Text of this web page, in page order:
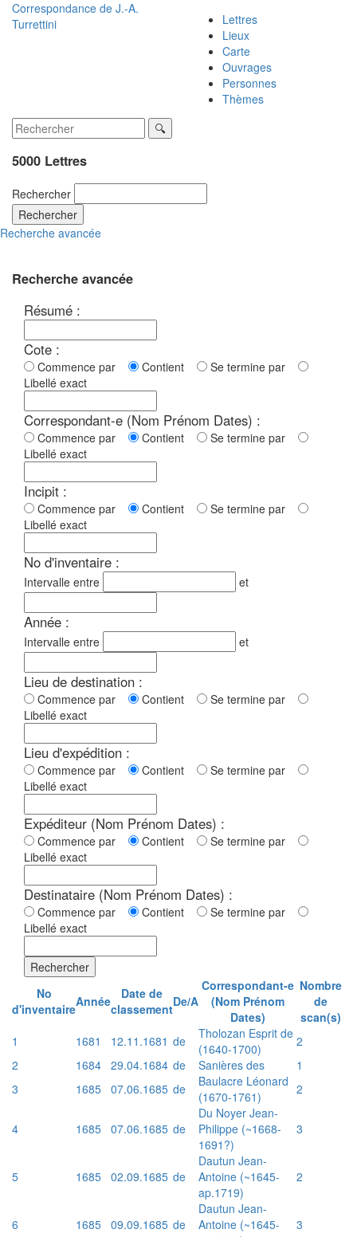
Correspondance de J.-A.
Turrettini
Lettres
Lieux
Carte
Ouvrages
Personnes
Thèmes
5000 Lettres
Rechercher
Rechercher
Recherche avancée
Recherche avancée
Résumé :
Cote :
Commence par Contient
Se termine par
Libellé exact
Correspondant-e (Nom Prénom Dates) :
Commence par Contient
Se termine par
Libellé exact
Incipit :
Commence par Contient
Se termine par
Libellé exact
No d'inventaire :
Intervalle entre et
Année :
Intervalle entre et
Lieu de destination :
Commence par Contient
Se termine par
Libellé exact
Lieu d'expédition :
Commence par Contient
Se termine par
Libellé exact
Expéditeur (Nom Prénom Dates) :
Commence par Contient
Se termine par
Libellé exact
Destinataire (Nom Prénom Dates) :
Commence par Contient
Se termine par
Libellé exact
Rechercher
No
d'inventaireAnnée
Date de
classementDe/A
Correspondant-e
(Nom Prénom
Dates)
Nombre
de
scan(s)
1
1681 12.11.1681 de
Tholozan Esprit de
(1640-1700)
2
2
1684 29.04.1684 de Sanières des
1
3
1685 07.06.1685 de
Baulacre Léonard
(1670-1761)
2
4 1685 07.06.1685 de
Du Noyer Jean-
Philippe (~1668-
1691?)
3
5 1685 02.09.1685 de
Dautun Jean-
Antoine (~1645-
ap.1719)
2
6 1685 09.09.1685 de
Dautun Jean-
Antoine (~1645-
3